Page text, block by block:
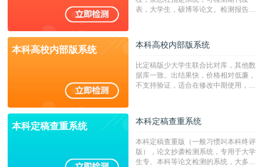
表，大学生，硕博等论文。检测报告支
本科高校内部版系统 本科高校内部版系统
比定稿版少大学生联合比对库，其他数
据库一致。出结果快，价格相对低廉，
不支持验证，适合在修改中期使用，定
本科定稿查重系统 本科定稿查重系统
本科定稿查重版（一般习惯叫本科终评
版），论文抄袭检测系统，专用于大学
生专、本科等论文检测的系统，大多数